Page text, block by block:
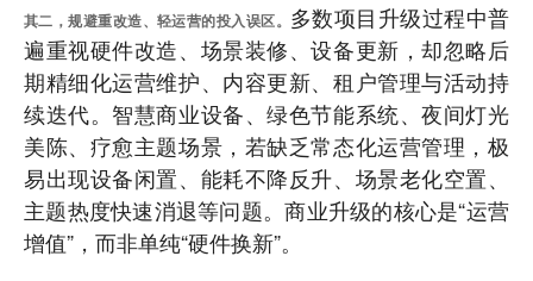
其二，规避重改造、轻运营的投入误区。 多数项目升级过程中普
遍重视硬件改造、场景装修、设备更新，却忽略后
期精细化运营维护、内容更新、租户管理与活动持
续迭代。智慧商业设备、绿色节能系统、夜间灯光
美陈、疗愈主题场景，若缺乏常态化运营管理，极
易出现设备闲置、能耗不降反升、场景老化空置、
主题热度快速消退等问题。商业升级的核心是“运营
增值”，而非单纯“硬件换新”。